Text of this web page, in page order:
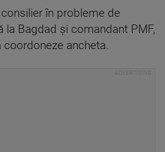
în probleme de
la Bagdad şi comandant PMF,
ancheta.